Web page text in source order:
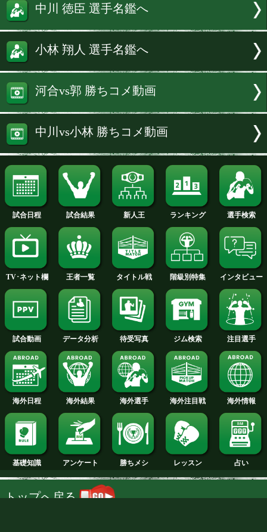
河合 寅太朗 選手名鑑へ
郭 鎧齋 選手名鑑へ
中川 徳臣 選手名鑑へ
小林 翔人 選手名鑑へ
河合vs郭 勝ちコメ動画
中川vs小林 勝ちコメ動画
試合日程 試合結果 ランキング
TV･ネット欄 王者一覧 タイトル戦 階級別特集